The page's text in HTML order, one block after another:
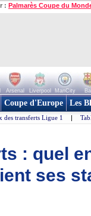
: Palmarès Coupe du
Arsenal Liverpool ManCity
Coupe d'Europe Les
des transferts Ligue 1 |
: quel
ses